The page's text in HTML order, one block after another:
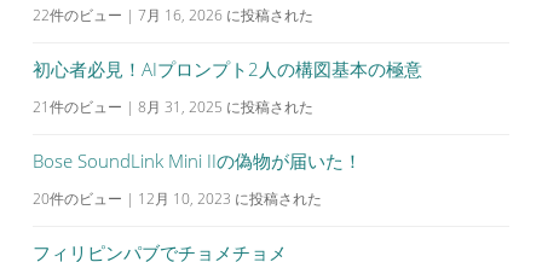
22件のビュー | 7月 16, 2026 に投稿された
初心者必見！AIプロンプト2人の構図基本の極意
21件のビュー | 8月 31, 2025 に投稿された
Bose SoundLink Mini IIの偽物が届いた！
20件のビュー | 12月 10, 2023 に投稿された
フィリピンパブでチョメチョメ